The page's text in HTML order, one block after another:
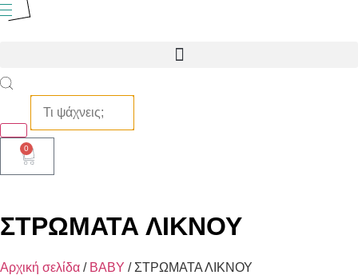
0
ΣΤΡΩΜΑΤΑ ΛΙΚΝΟΥ
Αρχική σελίδα / BABY / ΣΤΡΩΜΑΤΑ ΛΙΚΝΟΥ